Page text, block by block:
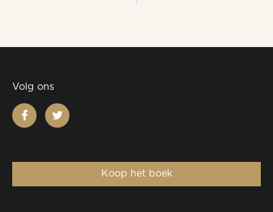
Volg ons
facebooktwitter
Koop het boek